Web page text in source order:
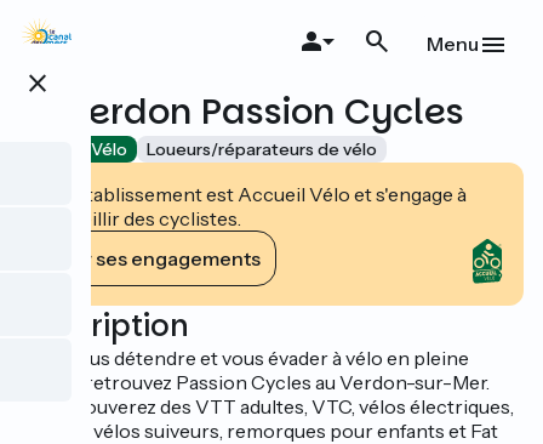
Aller
principal
close
Menu
Le Verdon Passion Cycles
Accueil Vélo Loueurs/réparateurs de vélo
Cet établissement est Accueil Vélo et s'engage à
accueillir des cyclistes.
Voir ses engagements
Description
Pour vous détendre et vous évader à vélo en pleine
nature, retrouvez Passion Cycles au Verdon-sur-Mer.
Vous trouverez des VTT adultes, VTC, vélos électriques,
tandem, vélos suiveurs, remorques pour enfants et Fat